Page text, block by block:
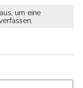
um eine